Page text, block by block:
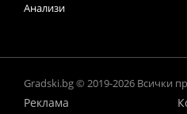
Анализи
Gradski.bg © 2019-2026 Всички
Реклама